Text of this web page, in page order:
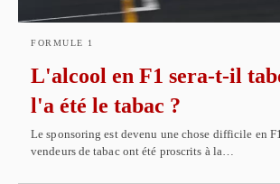
FORMULE 1
L'alcool en F1 sera-t-il
l'a été le tabac ?
Le sponsoring est devenu une chose difficile en
vendeurs de tabac ont été proscrits à la…